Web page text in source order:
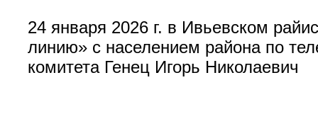
24 января 2026 г. в Ивьевском
линию» с населением района по
комитета Генец Игорь Николаевич